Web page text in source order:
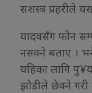
सशस्त्र प्रहरीले
यादवसँग फोन
नसक्ने बताए ।
यहिका लागि
झोडीले छेक्ने गरी